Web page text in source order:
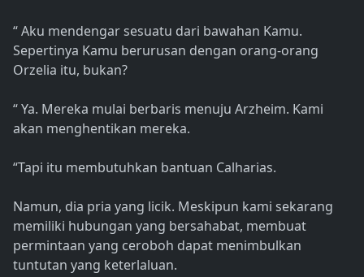
“ Aku mendengar sesuatu dari bawahan Kamu.
Sepertinya Kamu berurusan dengan orang-orang
Orzelia itu, bukan?
“ Ya. Mereka mulai berbaris menuju Arzheim. Kami
akan menghentikan mereka.
“Tapi itu membutuhkan bantuan Calharias.
Namun, dia pria yang licik. Meskipun kami sekarang
memiliki hubungan yang bersahabat, membuat
permintaan yang ceroboh dapat menimbulkan
tuntutan yang keterlaluan.